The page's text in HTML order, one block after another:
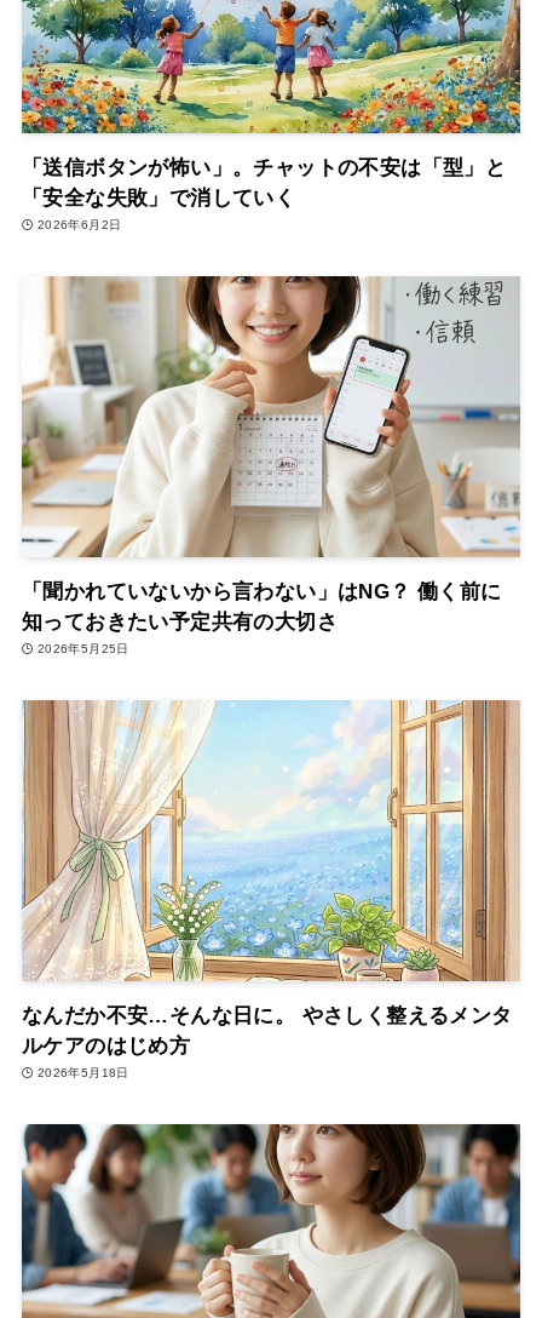
「送信ボタンが怖い」。チャットの不安は「型」と
「安全な失敗」で消していく
2026年6月2日
「聞かれていないから言わない」はNG？ 働く前に
知っておきたい予定共有の大切さ
2026年5月25日
なんだか不安…そんな日に。 やさしく整えるメンタ
ルケアのはじめ方
2026年5月18日